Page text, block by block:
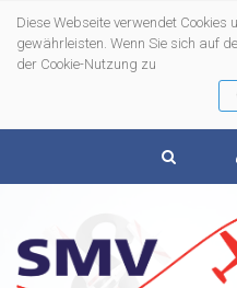
Diese Webseite verwendet Cookies
gewährleisten. Wenn Sie sich auf
der Cookie-Nutzung zu